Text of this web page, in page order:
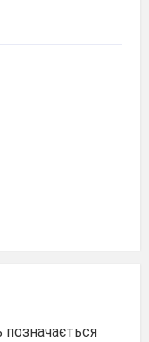
позначається